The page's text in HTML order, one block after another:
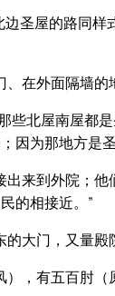
圣屋的路同
在外面隔墙的
些北屋南屋都
因为那地方是圣
来到外院；
的相接近。”
大门，又量殿
，有五百肘（